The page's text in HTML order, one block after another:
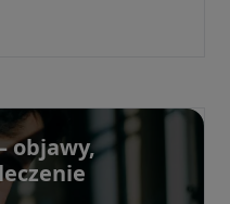
objawy,